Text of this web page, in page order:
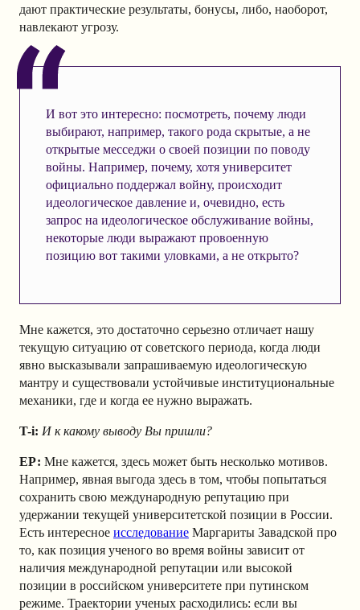
дают практические результаты, бонусы, либо, наоборот,
навлекают угрозу.
И вот это интересно: посмотреть, почему люди
выбирают, например, такого рода скрытые, а не
открытые месседжи о своей позиции по поводу
войны. Например, почему, хотя университет
официально поддержал войну, происходит
идеологическое давление и, очевидно, есть
запрос на идеологическое обслуживание войны,
некоторые люди выражают провоенную
позицию вот такими уловками, а не открыто?
Мне кажется, это достаточно серьезно отличает нашу
текущую ситуацию от советского периода, когда люди
явно высказывали запрашиваемую идеологическую
мантру и существовали устойчивые институциональные
механики, где и когда ее нужно выражать.
T-i: И к какому выводу Вы пришли?
ЕР: Мне кажется, здесь может быть несколько мотивов.
Например, явная выгода здесь в том, чтобы попытаться
сохранить свою международную репутацию при
удержании текущей университетской позиции в России.
Есть интересное исследование Маргариты Завадской про
то, как позиция ученого во время войны зависит от
наличия международной репутации или высокой
позиции в российском университете при путинском
режиме. Траектории ученых расходились: если вы